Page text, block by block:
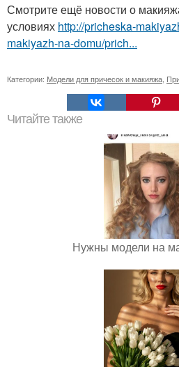
Смотрите ещё новости о
условиях http://pricheska-
makiyazh-na-domu/prich...
Категории: Модели для причесок и макияжа
Читайте также
Нужны модели на